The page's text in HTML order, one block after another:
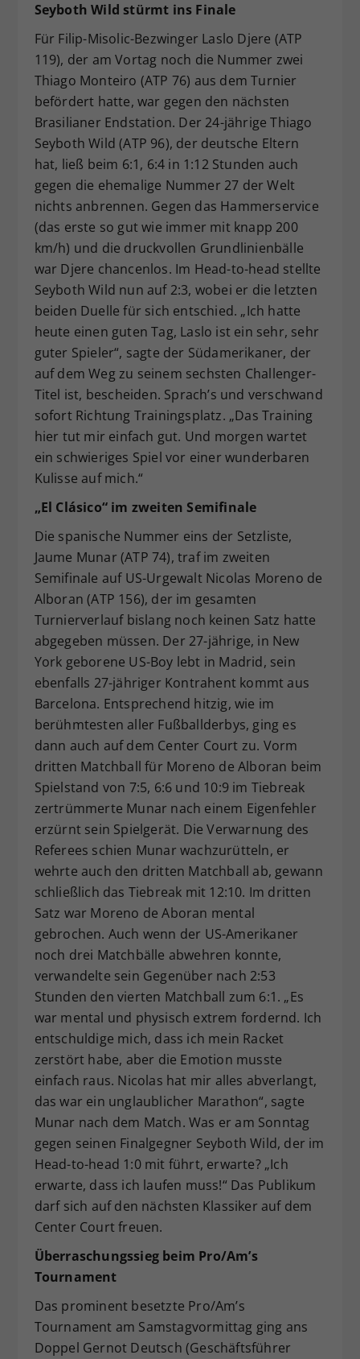
Seyboth Wild stürmt ins Finale
Für Filip-Misolic-Bezwinger Laslo Djere (ATP
119), der am Vortag noch die Nummer zwei
Thiago Monteiro (ATP 76) aus dem Turnier
befördert hatte, war gegen den nächsten
Brasilianer Endstation. Der 24-jährige Thiago
Seyboth Wild (ATP 96), der deutsche Eltern
hat, ließ beim 6:1, 6:4 in 1:12 Stunden auch
gegen die ehemalige Nummer 27 der Welt
nichts anbrennen. Gegen das Hammerservice
(das erste so gut wie immer mit knapp 200
km/h) und die druckvollen Grundlinienbälle
war Djere chancenlos. Im Head-to-head stellte
Seyboth Wild nun auf 2:3, wobei er die letzten
beiden Duelle für sich entschied. „Ich hatte
heute einen guten Tag, Laslo ist ein sehr, sehr
guter Spieler“, sagte der Südamerikaner, der
auf dem Weg zu seinem sechsten Challenger-
Titel ist, bescheiden. Sprach’s und verschwand
sofort Richtung Trainingsplatz. „Das Training
hier tut mir einfach gut. Und morgen wartet
ein schwieriges Spiel vor einer wunderbaren
Kulisse auf mich.“
„El Clásico“ im zweiten Semifinale
Die spanische Nummer eins der Setzliste,
Jaume Munar (ATP 74), traf im zweiten
Semifinale auf US-Urgewalt Nicolas Moreno de
Alboran (ATP 156), der im gesamten
Turnierverlauf bislang noch keinen Satz hatte
abgegeben müssen. Der 27-jährige, in New
York geborene US-Boy lebt in Madrid, sein
ebenfalls 27-jähriger Kontrahent kommt aus
Barcelona. Entsprechend hitzig, wie im
berühmtesten aller Fußballderbys, ging es
dann auch auf dem Center Court zu. Vorm
dritten Matchball für Moreno de Alboran beim
Spielstand von 7:5, 6:6 und 10:9 im Tiebreak
zertrümmerte Munar nach einem Eigenfehler
erzürnt sein Spielgerät. Die Verwarnung des
Referees schien Munar wachzurütteln, er
wehrte auch den dritten Matchball ab, gewann
schließlich das Tiebreak mit 12:10. Im dritten
Satz war Moreno de Aboran mental
gebrochen. Auch wenn der US-Amerikaner
noch drei Matchbälle abwehren konnte,
verwandelte sein Gegenüber nach 2:53
Stunden den vierten Matchball zum 6:1. „Es
war mental und physisch extrem fordernd. Ich
entschuldige mich, dass ich mein Racket
zerstört habe, aber die Emotion musste
einfach raus. Nicolas hat mir alles abverlangt,
das war ein unglaublicher Marathon“, sagte
Munar nach dem Match. Was er am Sonntag
gegen seinen Finalgegner Seyboth Wild, der im
Head-to-head 1:0 mit führt, erwarte? „Ich
erwarte, dass ich laufen muss!“ Das Publikum
darf sich auf den nächsten Klassiker auf dem
Center Court freuen.
Überraschungssieg beim Pro/Am’s
Tournament
Das prominent besetzte Pro/Am’s
Tournament am Samstagvormittag ging ans
Doppel Gernot Deutsch (Geschäftsführer